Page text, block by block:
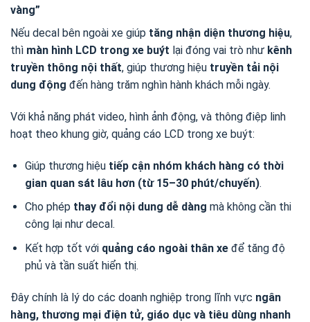
vàng”
Nếu decal bên ngoài xe giúp tăng nhận diện thương hiệu,
thì màn hình LCD trong xe buýt lại đóng vai trò như kênh
truyền thông nội thất, giúp thương hiệu truyền tải nội
dung động đến hàng trăm nghìn hành khách mỗi ngày.
Với khả năng phát video, hình ảnh động, và thông điệp linh
hoạt theo khung giờ, quảng cáo LCD trong xe buýt:
Giúp thương hiệu tiếp cận nhóm khách hàng có thời
gian quan sát lâu hơn (từ 15–30 phút/chuyến).
Cho phép thay đổi nội dung dễ dàng mà không cần thi
công lại như decal.
Kết hợp tốt với quảng cáo ngoài thân xeđể tăng độ
phủ và tần suất hiển thị.
Đây chính là lý do các doanh nghiệp trong lĩnh vực ngân
hàng, thương mại điện tử, giáo dục và tiêu dùng nhanh